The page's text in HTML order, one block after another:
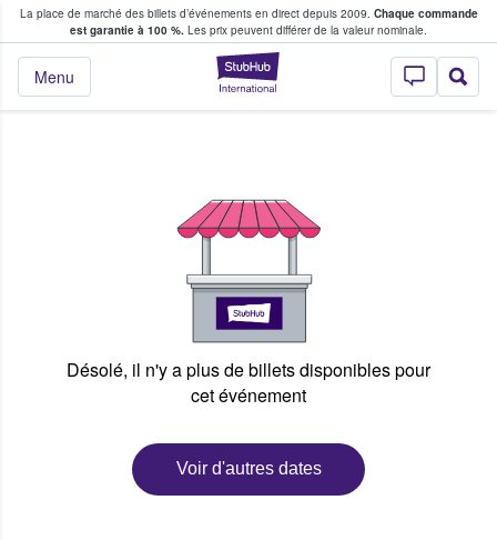
La place de marché des billets d’événements en direct depuis 2009. Chaque commande
est garantie à 100 %. Les prix peuvent différer de la valeur nominale.
StubHub - Où
Menu
fans achètent et vendent des billets
Désolé, il n'y a plus de billets disponibles pour
cet événement
Voir d'autres dates